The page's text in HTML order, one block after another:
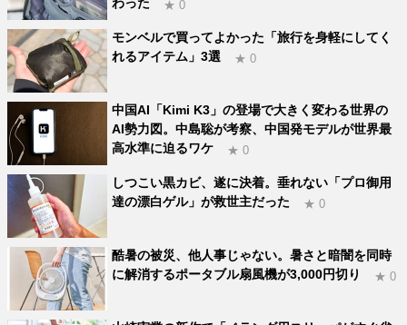
わった
★ 0
モンベルで買ってよかった「旅行を身軽にしてく
れるアイテム」3選
★ 0
中国AI「Kimi K3」の登場で大きく変わる世界の
AI勢力図。中島聡が考察、中国発モデルが世界最
高水準に迫るワケ
★ 0
しつこい黒カビ、遂に決着。垂れない「プロ御用
達の漂白ゲル」が救世主だった
★ 0
酷暑の被災、他人事じゃない。暑さと暗闇を同時
に解消するポータブル扇風機が3,000円切り
★ 0